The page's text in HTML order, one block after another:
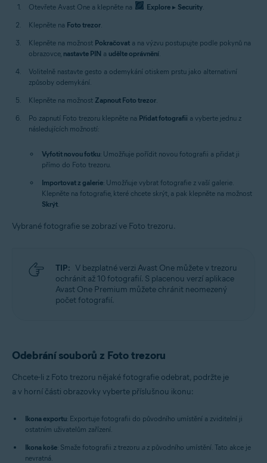
Otevřete Avast One a klepněte na Explore ▸ Security.
Klepněte na Foto trezor.
Klepněte na možnost Pokračovat a na výzvu postupujte podle pokynů na
obrazovce, nastavte PIN a udělte oprávnění.
Volitelně nastavte gesto a odemykání otiskem prstu jako alternativní
způsoby odemykání.
Klepněte na možnost Zapnout Foto trezor.
Po zapnutí Foto trezoru klepněte na Přidat fotografii a vyberte jednu z
následujících možností:
Vyfotit novou fotku: Umožňuje pořídit novou fotografii a přidat ji
přímo do Foto trezoru.
Importovat z galerie: Umožňuje vybrat fotografie z vaší galerie.
Klepněte na fotografie, které chcete skrýt, a pak klepněte na možnost
Skrýt.
Vybrané fotografie se zobrazí ve Foto trezoru.
TIP: V bezplatné verzi Avast One můžete v trezoru
ochránit až 10 fotografií. S placenou verzí aplikace
Avast One Premium můžete chránit neomezený
počet fotografií.
Odebrání souborů z Foto trezoru
Chcete-li z Foto trezoru nějaké fotografie odebrat, podržte je
a v horní části obrazovky vyberte příslušnou ikonu:
Ikona exportu: Exportuje fotografii do původního umístění a zviditelní ji
ostatním uživatelům zařízení.
Ikona koše: Smaže fotografii z trezoru a z původního umístění. Tato akce je
nevratná.